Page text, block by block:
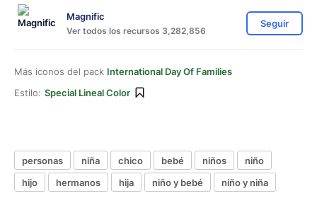
Magnific
Ver todos los recursos 3,282,856
Seguir
Más iconos del pack International Day Of Families
Estilo: Special Lineal Color
personas niña chico bebé niños
niño
hijo
hermanos hija niño y bebé niño y niña